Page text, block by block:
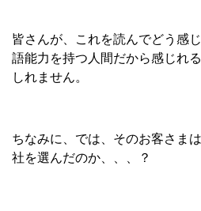
皆さんが、これを読んでどう感
語能力を持つ人間だから感じれ
しれません。
ちなみに、では、そのお客さま
社を選んだのか、、、？